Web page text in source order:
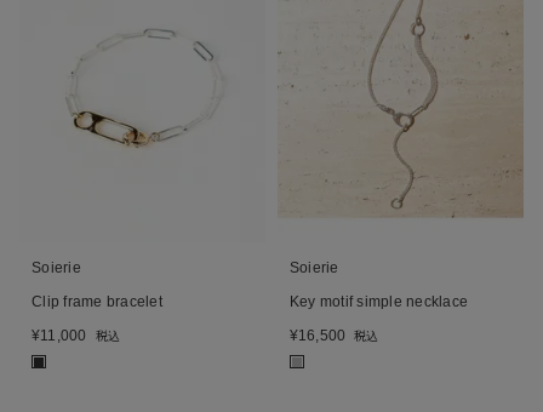
Soierie
Clip frame bracelet
¥11,000 税込
■
Soierie
Key motif simple necklace
¥16,500 税込
■